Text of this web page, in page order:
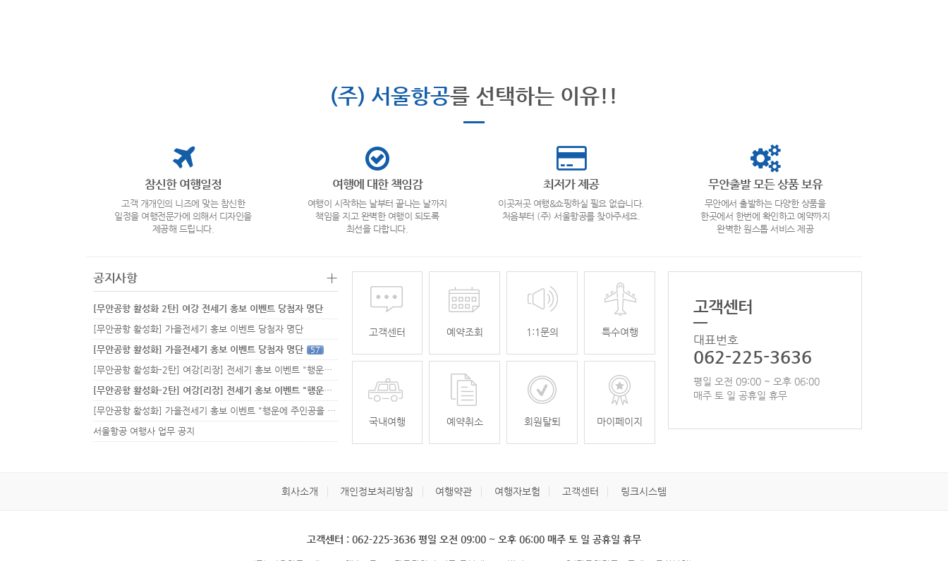
(주) 서울항공를 선택하는 이유!!
참신한 여행일정
고객 개개인의 니즈에 맞는 참신한
일정을 여행전문가에 의해서 디자인을
제공해 드립니다.
여행에 대한 책임감
여행이 시작하는 날부터 끝나는 날까지
책임을 지고 완벽한 여행이 되도록
최선을 다합니다.
최저가 제공
이곳저곳 여행&쇼핑하실 필요 없습니다.
처음부터 (주) 서울항공를 찾아주세요.
무안출발 모든 상품 보유
무안에서 출발하는 다양한 상품을
한곳에서 한번에 확인하고 예약까지
완벽한 원스톱 서비스 제공
공지사항 +
[무안공항 활성화 2탄] 여강 전세기 홍보 이벤트 당첨자 명단
[무안공항 활성화] 가을전세기 홍보 이벤트 당첨자 명단
[무안공항 활성화] 가을전세기 홍보 이벤트 당첨자 명단
57
[무안공항 활성화-2탄] 여강[리장] 전세기 홍보 이벤트 "행운에 주인공…
[무안공항 활성화-2탄] 여강[리장] 전세기 홍보 이벤트 "행운에 주인공…
[무안공항 활성화] 가을전세기 홍보 이벤트 "행운에 주인공을 찾습니다."
서울항공 여행사 업무 공지
고객센터 예약조회 1:1문의 특수여행
국내여행 예약취소 회원탈퇴 마이페이지
고객센터
대표번호
062-225-3636
평일 오전 09:00 ~ 오후 06:00
매주 토 일 공휴일 휴무
회사소개 개인정보처리방침 여행약관 여행자보험 고객센터 링크시스템
고객센터 : 062-225-3636 평일 오전 09:00 ~ 오후 06:00 매주 토 일 공휴일 휴무